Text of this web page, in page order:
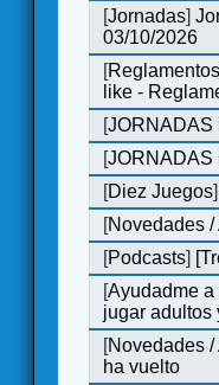
[Jornadas]
03/10/2026
[
like -
[JORNADAS
[JORNADAS
[Diez Juegos]
[Novedades
[Podcasts]
[Ayudadme
jugar adultos
[Novedades
ha vuelto